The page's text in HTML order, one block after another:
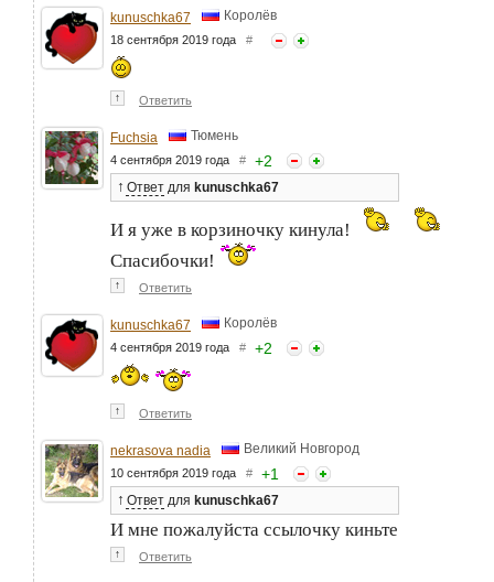
kunuschka67 Королёв
18 сентября 2019 года #
↑ Ответить
Fuchsia Тюмень
4 сентября 2019 года # +2
↑ Ответ для kunuschka67
И я уже в корзиночку кинула!
Спасибочки!
↑ Ответить
kunuschka67 Королёв
4 сентября 2019 года # +2
↑ Ответить
nekrasova nadia Великий Новгород
10 сентября 2019 года # +1
↑ Ответ для kunuschka67
И мне пожалуйста ссылочку киньте
↑ Ответить